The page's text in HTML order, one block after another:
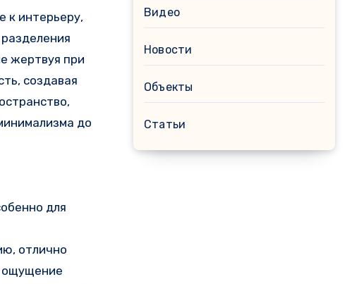
к интерьеру,
жертвуя при
создавая
до
для
отлично
ощущение
Видео
Новости
Объекты
Статьи